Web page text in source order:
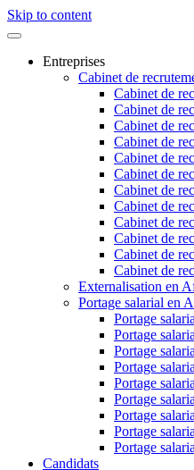
Skip to content
Entreprises
Cabinet de
Cabinet de
Cabinet de
Cabinet de
Cabinet de
Cabinet de
Cabinet de
Cabinet de
Cabinet de
Cabinet de
Cabinet de
Cabinet de
Cabinet de
Externalisation en
Portage salarial en
Portage
Portage
Portage
Portage
Portage
Portage
Portage
Portage
Portage
Candidats